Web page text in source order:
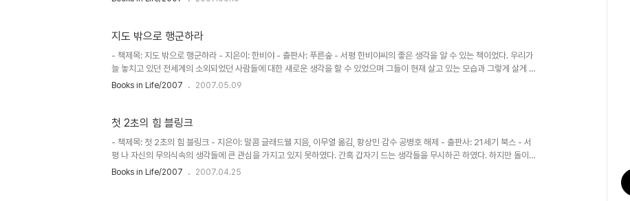
성이 절실한 것이 사실이다. 특히 문서와 같은 파일의 경우 CVS에서 관리하..
지도 밖으로 행군하라
- 책제목: 지도 밖으로 행군하라 - 지은이: 한비야 - 출판사: 푸른숲 - 서평 한비야씨의 좋은 생각을 알 수 있는 책이었다. 우리가
늘 놓치고 있던 전세계의 소외되었던 사람들에 대한 새로운 생각을 할 수 있었으며 그들이 현재 살고 있는 모습과 그렇게 살게 된
근본적인 원인에 대하여 생각할 수 있게 되었다. 특히 자본주의에 대한 몇가지 날카로운 지적이 마음에 남았다. 아주 가난한 곳에
것이다. 이것이 우리가 옭다고 믿고 있는 자본주의의 어두운 면이다. ..
Books in Life/2007 2007.05.09
첫 2초의 힘 블링크
- 책제목: 첫 2초의 힘 블링크 - 지은이: 말콤 글래드웰 지음, 이무열 옮김, 황상민 감수 공병호 해제 - 출판사: 21세기 북스 - 서
평 나 자신의 무의식속의 생각들에 큰 관심을 가지고 있지 못하였다. 간혹 갑자기 드는 생각들을 무시하곤 하였다. 하지만 돌이켜
생각해보면 무의식속에서 갑자기 나타난 생각들은 대부분 올았으며 그런 생각들이 나 자신을 지키기 위한 블링크 였음을 이 책을
Books in Life/2007 2007.04.25